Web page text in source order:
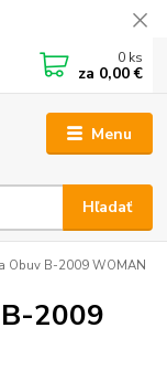
Menu
Hľadať
0 ks
za 0,00 €
Obuv B-2009 WOMAN
2009